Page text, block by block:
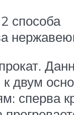
способа
к двум
сперва